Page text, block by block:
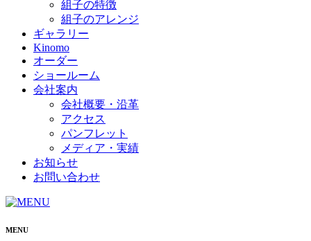
組子の特徴
組子のアレンジ
ギャラリー
Kinomo
オーダー
ショールーム
会社案内
会社概要・沿革
アクセス
パンフレット
メディア・実績
お知らせ
お問い合わせ
MENU